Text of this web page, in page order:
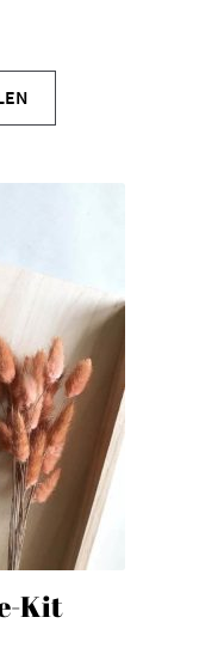
weist
Varianten
können
auf
der
Produktseite
gewählt
werden
Kit